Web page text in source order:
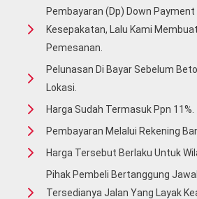
Pembayaran (Dp) Down Payment
Kesepakatan, Lalu Kami
Pemesanan.
Pelunasan Di Bayar Sebelum
Lokasi.
Harga Sudah Termasuk Ppn 11%.
Pembayaran Melalui Rekening
Harga Tersebut Berlaku Untuk
Pihak Pembeli Bertanggung
Tersedianya Jalan Yang Layak